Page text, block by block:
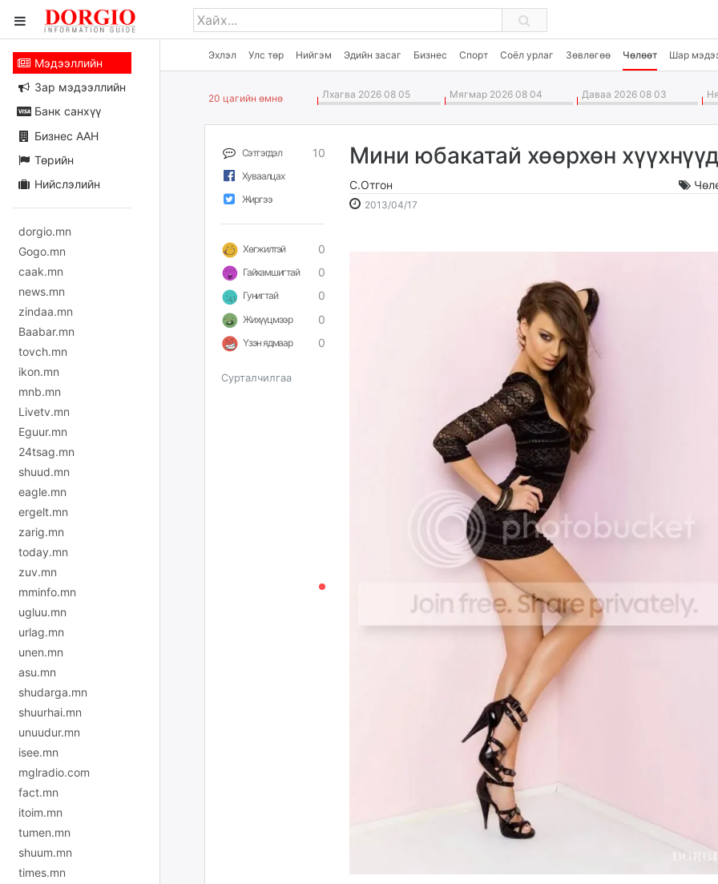
Эхлэл Улс төр Нийгэм Эдийн засаг Бизнес Спорт Соёл урлаг Зөвлөгөө Чөлөөт Шар
Мэдээллийн
Зар мэдээллийн
Банк санхүү
Бизнес ААН
Төрийн
Нийслэлийн
dorgio.mn
Gogo.mn
caak.mn
news.mn
zindaa.mn
Baabar.mn
tovch.mn
ikon.mn
mnb.mn
Livetv.mn
Eguur.mn
24tsag.mn
shuud.mn
eagle.mn
ergelt.mn
zarig.mn
today.mn
zuv.mn
mminfo.mn
ugluu.mn
urlag.mn
unen.mn
asu.mn
shudarga.mn
shuurhai.mn
unuudur.mn
isee.mn
mglradio.com
fact.mn
itoim.mn
tumen.mn
shuum.mn
times.mn
20 цагийн өмнө Лхагва 2026 08 05 Мягмар 2026 08 04 Даваа 2026 08 03
Сэтгэгдэл 10
Хуваалцах
Жиргээ
Хөгжилтэй 0
Гайхамшигтай 0
Гунигтай 0
Жихүүцмээр 0
Үзэн ядмаар 0
Сурталчилгаа
Мини юбакатай хөөрхөн хүүхнүүд
С.Отгон
2013/04/17